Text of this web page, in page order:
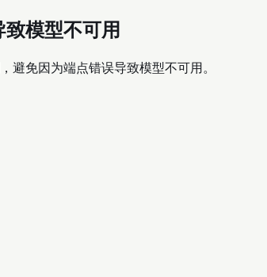
模型不可用
免因为端点错误导致模型不可用。